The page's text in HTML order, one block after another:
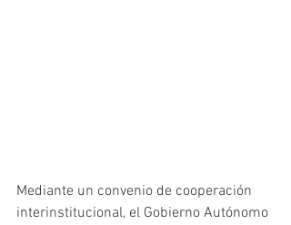
Mediante un convenio de cooperación
interinstitucional, el Gobierno Autónomo